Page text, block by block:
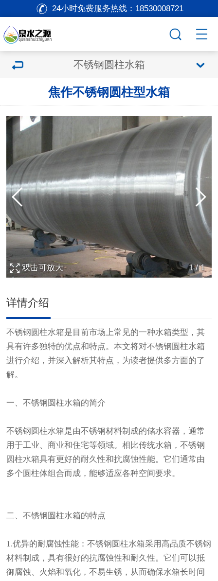
24小时免费服务热线： 18530008721
不锈钢圆柱水箱
焦作不锈钢圆柱型水箱
1/1
双击可放大
详情介绍
不锈钢圆柱水箱是目前市场上常见的一种水箱类型，其
具有许多独特的优点和特点。本文将对不锈钢圆柱水箱
进行介绍，并深入解析其特点，为读者提供多方面的了
解。
一、不锈钢圆柱水箱的简介
不锈钢圆柱水箱是由不锈钢材料制成的储水容器，通常
用于工业、商业和住宅等领域。相比传统水箱，不锈钢
圆柱水箱具有更好的耐久性和抗腐蚀性能。它们通常由
多个圆柱体组合而成，能够适应各种空间要求。
二、不锈钢圆柱水箱的特点
1.优异的耐腐蚀性能：不锈钢圆柱水箱采用高品质不锈钢
材料制成，具有很好的抗腐蚀性和耐久性。它们可以抵
御腐蚀、火焰和氧化，不易生锈，从而确保水箱长时间